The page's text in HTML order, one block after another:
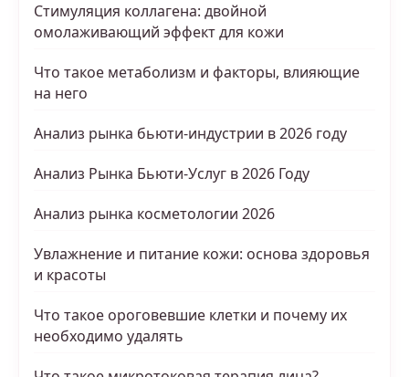
Стимуляция коллагена: двойной
омолаживающий эффект для кожи
Что такое метаболизм и факторы, влияющие
на него
Анализ рынка бьюти-индустрии в 2026 году
Анализ Рынка Бьюти-Услуг в 2026 Году
Анализ рынка косметологии 2026
Увлажнение и питание кожи: основа здоровья
и красоты
Что такое ороговевшие клетки и почему их
необходимо удалять